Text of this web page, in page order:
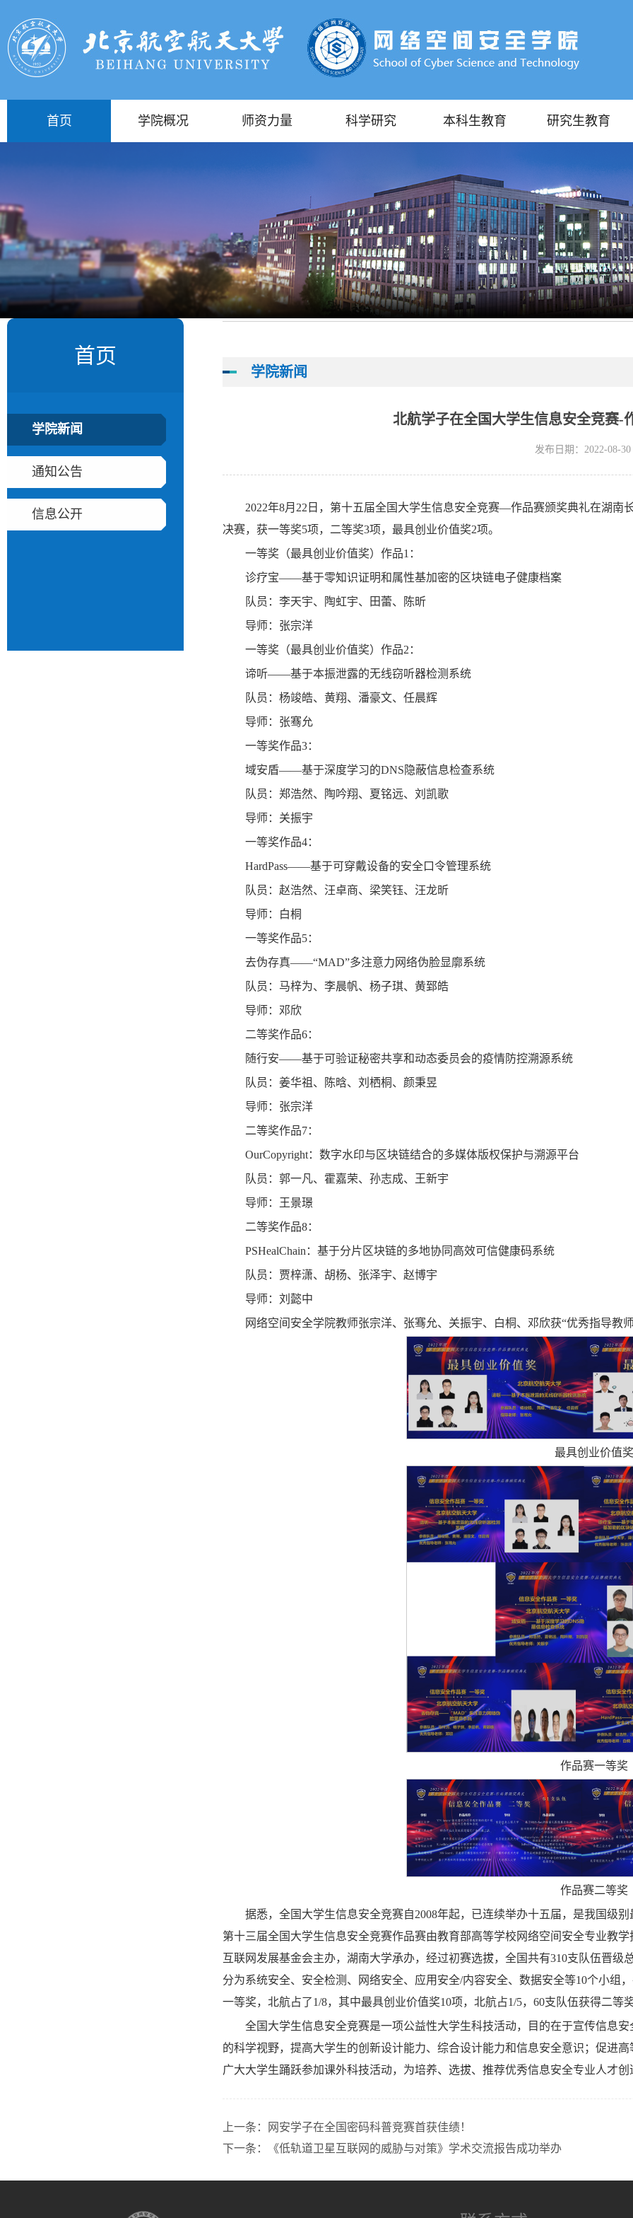
首页 学院概况 师资力量 科学研究 本科生教育 研究生教育
首页
学院新闻
通知公告
信息公开
学院新闻
北航学子在全国大学生信息安全竞赛-
发布日期：2022-08-30
2022年8月22日，第十五届全国大学生信息安全竞赛—作品赛颁奖典礼在湖南
决赛，获一等奖5项，二等奖3项，最具创业价值奖2项。
一等奖（最具创业价值奖）作品1：
诊疗宝——基于零知识证明和属性基加密的区块链电子健康档案
队员：李天宇、陶虹宇、田蕾、陈昕
导师：张宗洋
一等奖（最具创业价值奖）作品2：
谛听——基于本振泄露的无线窃听器检测系统
队员：杨竣皓、黄翔、潘豪文、任晨辉
导师：张骞允
一等奖作品3：
域安盾——基于深度学习的DNS隐蔽信息检查系统
队员：郑浩然、陶吟翔、夏铭远、刘凯歌
导师：关振宇
一等奖作品4：
HardPass——基于可穿戴设备的安全口令管理系统
队员：赵浩然、汪卓商、梁笑钰、汪龙昕
导师：白桐
一等奖作品5：
去伪存真——“MAD”多注意力网络伪脸显廓系统
队员：马梓为、李晨帆、杨子琪、黄郅皓
导师：邓欣
二等奖作品6：
随行安——基于可验证秘密共享和动态委员会的疫情防控溯源系统
队员：姜华祖、陈晗、刘栖桐、颜秉昱
导师：张宗洋
二等奖作品7：
OurCopyright：数字水印与区块链结合的多媒体版权保护与溯源平台
队员：郭一凡、霍嘉荣、孙志成、王新宇
导师：王景璟
二等奖作品8：
PSHealChain：基于分片区块链的多地协同高效可信健康码系统
队员：贾梓潇、胡杨、张泽宇、赵博宇
导师：刘懿中
网络空间安全学院教师张宗洋、张骞允、关振宇、白桐、邓欣获“优秀指导教
最具创业价值奖
作品赛一等奖
作品赛二等奖
据悉，全国大学生信息安全竞赛自2008年起，已连续举办十五届，是我国级
第十三届全国大学生信息安全竞赛作品赛由教育部高等学校网络空间安全专业教
互联网发展基金会主办，湖南大学承办，经过初赛选拔，全国共有310支队伍晋
分为系统安全、安全检测、网络安全、应用安全/内容安全、数据安全等10个小组
一等奖，北航占了1/8，其中最具创业价值奖10项，北航占1/5，60支队伍获得二等
全国大学生信息安全竞赛是一项公益性大学生科技活动，目的在于宣传信息
的科学视野，提高大学生的创新设计能力、综合设计能力和信息安全意识；促进
广大大学生踊跃参加课外科技活动，为培养、选拔、推荐优秀信息安全专业人才创
上一条：
网安学子在全国密码科普竞赛首获佳绩！
下一条：
《低轨道卫星互联网的威胁与对策》学术交流报告成功举办